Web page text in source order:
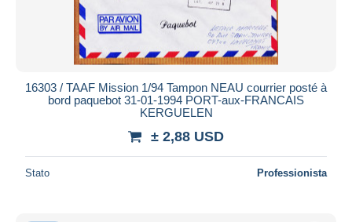
16303 / TAAF Mission 1/94 Tampon NEAU courrier posté à
bord paquebot 31-01-1994 PORT-aux-FRANCAIS
KERGUELEN
± 2,88 USD
Stato Professionista